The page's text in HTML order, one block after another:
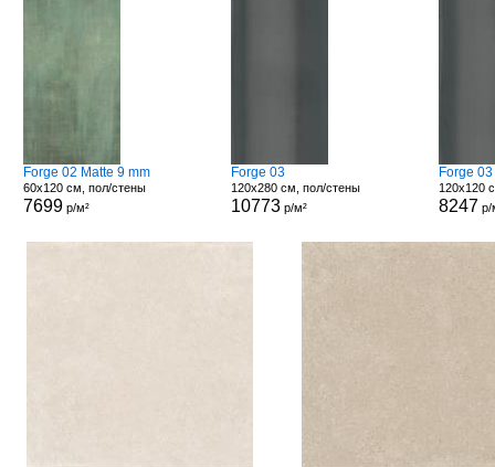
Forge 02 Matte 9 mm
60x120 см, пол/стены
7699р/м²
Forge 03
120x280 см, пол/стены
10773 р/м²
Forge
120x120
8247 р/